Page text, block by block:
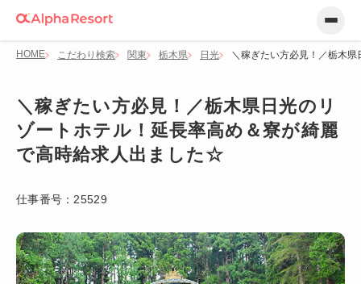
HOME こだわり検索 関東 栃木県 日光 ＼稼ぎたい方必見！／栃木
＼稼ぎたい方必見！／栃木県日光のリ
ゾートホテル！延長率高め＆寮が綺麗
で高時給求人出ました☆
仕事番号： 25529